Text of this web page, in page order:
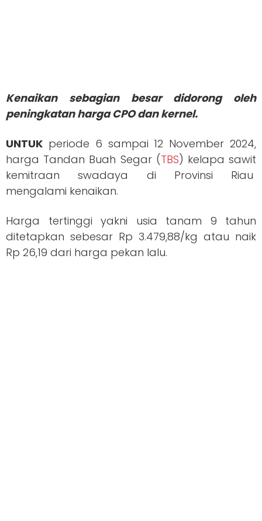
Kenaikan sebagian besar didorong oleh
peningkatan harga CPO dan kernel.
UNTUK periode 6 sampai 12 November 2024,
harga Tandan Buah Segar (TBS) kelapa sawit
kemitraan swadaya di Provinsi Riau
mengalami kenaikan.
Harga tertinggi yakni usia tanam 9 tahun
ditetapkan sebesar Rp 3.479,88/kg atau naik
Rp 26,19 dari harga pekan lalu.